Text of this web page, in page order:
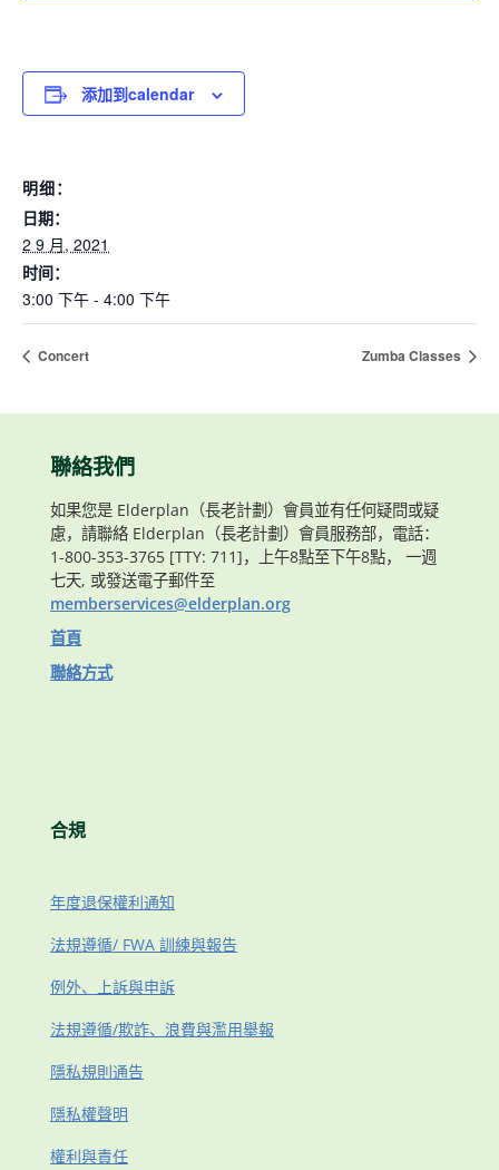
添加到calendar
明细：
日期：
2 9 月, 2021
时间：
3:00 下午 - 4:00 下午
Concert Zumba Classes
聯絡我們
如果您是 Elderplan（長老計劃）會員並有任何疑問或疑
慮，請聯絡 Elderplan（長老計劃）會員服務部，電話：
1-800-353-3765 [TTY: 711]，上午8點至下午8點， 一週
七天, 或發送電子郵件至
memberservices@elderplan.org
首頁
聯絡方式
合規
年度退保權利通知
法規遵循/ FWA 訓練與報告
例外、上訴與申訴
法規遵循/欺詐、浪費與濫用舉報
隱私規則通告
隱私權聲明
權利與責任